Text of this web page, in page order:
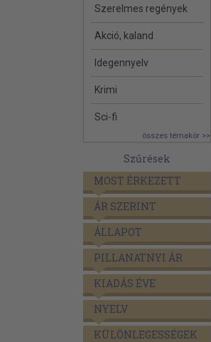
Szerelmes regények
Akció, kaland
Idegennyelv
Krimi
Sci-fi
összes témakör >>
Szűrések
MOST ÉRKEZETT
ÁR SZERINT
ÁLLAPOT
PILLANATNYI ÁR
KIADÁS ÉVE
NYELV
KÜLÖNLEGESSÉGEK